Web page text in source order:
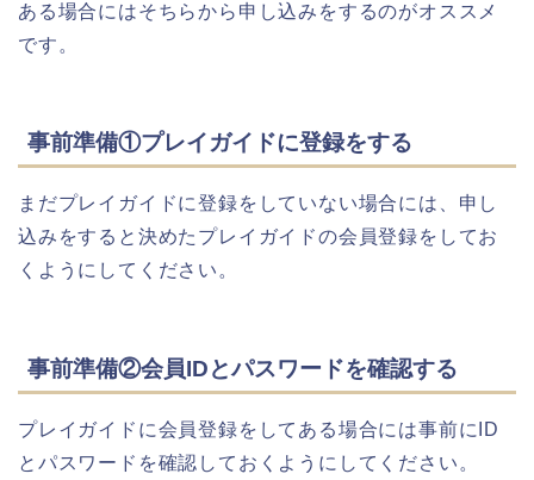
ある場合にはそちらから申し込みをするのがオススメ
です。
事前準備①プレイガイドに登録をする
まだプレイガイドに登録をしていない場合には、申し
込みをすると決めたプレイガイドの会員登録をしてお
くようにしてください。
事前準備②会員IDとパスワードを確認する
プレイガイドに会員登録をしてある場合には事前にID
とパスワードを確認しておくようにしてください。